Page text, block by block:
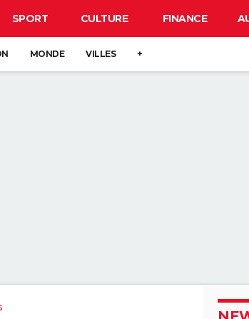
SPORT CULTURE FINANCE
MONDE VILLES +